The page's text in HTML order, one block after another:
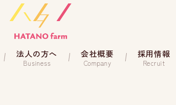
法人の方へ
Business
会社概要
Company
採用情報
Recruit